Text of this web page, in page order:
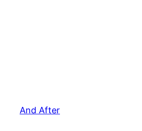
And After